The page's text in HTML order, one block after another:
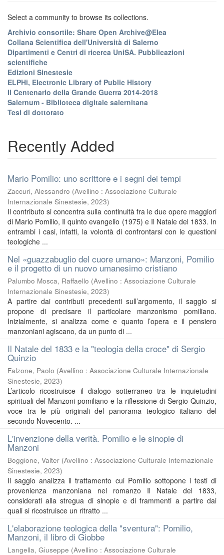
Select a community to browse its collections.
Archivio consortile: Share Open Archive@Elea
Collana Scientifica dell'Università di Salerno
Dipartimenti e Centri di ricerca UniSA. Pubblicazioni
scientifiche
Edizioni Sinestesie
ELPHi, Electronic Library of Public History
Il Centenario della Grande Guerra 2014-2018
Salernum - Biblioteca digitale salernitana
Tesi di dottorato
Recently Added
Mario Pomilio: uno scrittore e i segni dei tempi
Zaccuri, Alessandro (Avellino : Associazione Culturale
Internazionale Sinestesie, 2023)
Il contributo si concentra sulla continuità fra le due opere maggiori
di Mario Pomilio, Il quinto evangelio (1975) e Il Natale del 1833. In
entrambi i casi, infatti, la volontà di confrontarsi con le questioni
teologiche ...
Nel «guazzabuglio del cuore umano»: Manzoni, Pomilio
e il progetto di un nuovo umanesimo cristiano
Palumbo Mosca, Raffaello (Avellino : Associazione Culturale
Internazionale Sinestesie, 2023)
A partire dai contributi precedenti sull’argomento, il saggio si
propone di precisare il particolare manzonismo pomiliano.
Inizialmente, si analizza come e quanto l’opera e il pensiero
manzoniani agiscano, da un punto di ...
Il Natale del 1833 e la "teologia della croce" di Sergio
Quinzio
Falzone, Paolo (Avellino : Associazione Culturale Internazionale
Sinestesie, 2023)
L’articolo ricostruisce il dialogo sotterraneo tra le inquietudini
spirituali del Manzoni pomiliano e la riflessione di Sergio Quinzio,
voce tra le più originali del panorama teologico italiano del
secondo Novecento. ...
L'invenzione della verità. Pomilio e le sinopie di
Manzoni
Boggione, Valter (Avellino : Associazione Culturale Internazionale
Sinestesie, 2023)
Il saggio analizza il trattamento cui Pomilio sottopone i testi di
provenienza manzoniana nel romanzo Il Natale del 1833,
considerati alla stregua di sinopie e di frammenti a partire dai
quali si ricostruisce un ritratto ...
L'elaborazione teologica della "sventura": Pomilio,
Manzoni, il libro di Giobbe
Langella, Giuseppe (Avellino : Associazione Culturale